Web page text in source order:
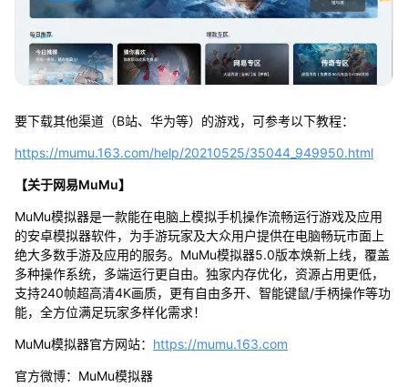
要下载其他渠道（B站、华为等）的游戏，可参考以下教程：
https://mumu.163.com/help/20210525/35044_949950.html
【关于网易MuMu】
MuMu模拟器是一款能在电脑上模拟手机操作流畅运行游戏及应用
的安卓模拟器软件，为手游玩家及大众用户提供在电脑畅玩市面上
绝大多数手游及应用的服务。MuMu模拟器5.0版本焕新上线，覆盖
多种操作系统，多端运行更自由。独家内存优化，资源占用更低，
支持240帧超高清4K画质，更有自由多开、智能键鼠/手柄操作等功
能，全方位满足玩家多样化需求！
MuMu模拟器官方网站： https://mumu.163.com
官方微博：MuMu模拟器